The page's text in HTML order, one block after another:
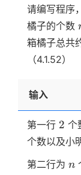
请编写程序
橘子的个数
箱橘子总共
（4.1.52）
输入
第一行 2
2 个
个数以及小
第二行为 n
n